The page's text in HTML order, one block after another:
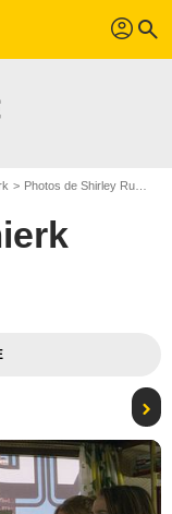
profil search
Photos de Shirley Rumierk